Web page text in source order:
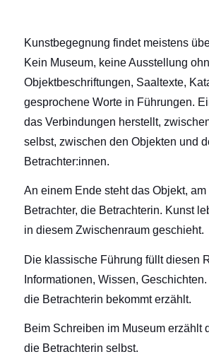
Kunstbegegnung findet meistens
Kein Museum, keine Ausstellung
Objektbeschriftungen, Saaltexte,
gesprochene Worte in Führungen.
das Verbindungen herstellt,
selbst, zwischen den Objekten und
Betrachter:innen.
An einem Ende steht das Objekt,
Betrachter, die Betrachterin. Kunst
in diesem Zwischenraum geschieht.
Die klassische Führung füllt diesen
Informationen, Wissen,
die Betrachterin bekommt erzählt.
Beim Schreiben im Museum erzählt
die Betrachterin selbst.